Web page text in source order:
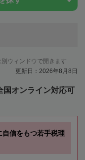
ウィンドウで開きます
更新日：2026年8月8日
国オンライン対応可
自信をもつ若手税理